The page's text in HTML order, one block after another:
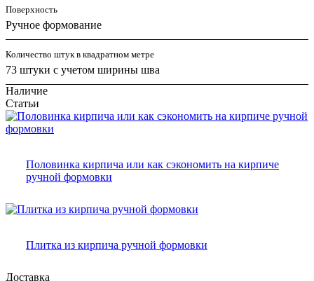
Поверхность
Ручное формование
Количество штук в квадратном метре
73 штуки с учетом ширины шва
Наличие
Статьи
Половинка кирпича или как сэкономить на кирпиче
ручной формовки
Плитка из кирпича ручной формовки
Доставка